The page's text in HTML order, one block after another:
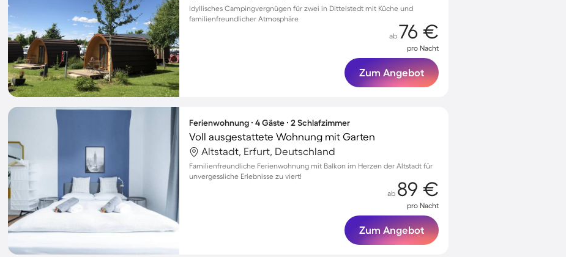
Idyllisches Campingvergnügen für zwei in Dittelstedt mit Küche und
familienfreundlicher Atmosphäre
ab 76 €
pro Nacht
Zum Angebot
Ferienwohnung ∙ 4 Gäste ∙ 2 Schlafzimmer
Voll ausgestattete Wohnung mit Garten
Altstadt, Erfurt, Deutschland
Familienfreundliche Ferienwohnung mit Balkon im Herzen der Altstadt für
unvergessliche Erlebnisse zu viert!
ab 89 €
pro Nacht
Zum Angebot